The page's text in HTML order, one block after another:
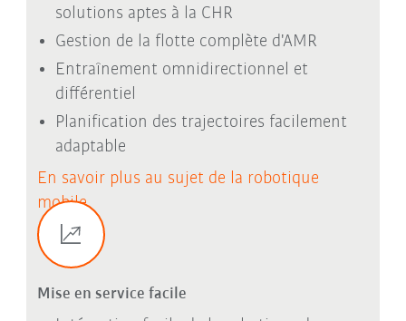
solutions aptes à la CHR
Gestion de la flotte complète d'AMR
Entraînement omnidirectionnel et
différentiel
Planification des trajectoires facilement
adaptable
En savoir plus au sujet de la robotique
mobile
Mise en service facile